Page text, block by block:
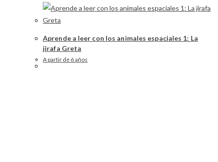
Aprende a leer con los animales espaciales 1: La
jirafa Greta
A partir de 6 años